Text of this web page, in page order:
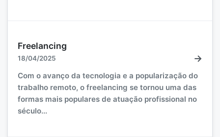
Freelancing
18/04/2025 →
Com o avanço da tecnologia e a popularização do
trabalho remoto, o freelancing se tornou uma das
formas mais populares de atuação profissional no
século...